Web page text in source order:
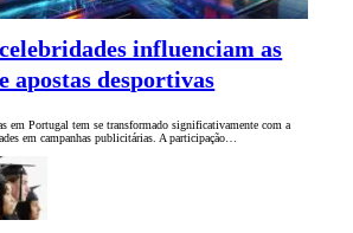
influenciam as
apostas desportivas
em Portugal tem se transformado significativamente com a
em campanhas publicitárias. A participação…